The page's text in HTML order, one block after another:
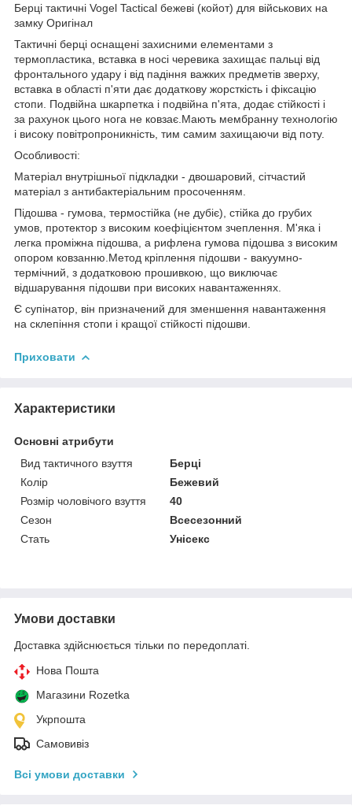
Берці тактичні Vogel Tactical бежеві (койот) для військових на
замку Оригінал
Тактичні берці оснащені захисними елементами з
термопластика, вставка в носі черевика захищає пальці від
фронтального удару і від падіння важких предметів зверху,
вставка в області п'яти дає додаткову жорсткість і фіксацію
стопи. Подвійна шкарпетка і подвійна п'ята, додає стійкості і
за рахунок цього нога не ковзає.Мають мембранну технологію
і високу повітропроникність, тим самим захищаючи від поту.
Особливості:
Матеріал внутрішньої підкладки - двошаровий, сітчастий
матеріал з антибактеріальним просоченням.
Підошва - гумова, термостійка (не дубіє), стійка до грубих
умов, протектор з високим коефіцієнтом зчеплення. М'яка і
легка проміжна підошва, а рифлена гумова підошва з високим
опором ковзанню.Метод кріплення підошви - вакуумно-
термічний, з додатковою прошивкою, що виключає
відшарування підошви при високих навантаженнях.
Є супінатор, він призначений для зменшення навантаження
на склепіння стопи і кращої стійкості підошви.
Приховати
Характеристики
Основні атрибути
Вид тактичного взуття
Берці
Колір
Бежевий
Розмір чоловічого взуття
40
Сезон
Всесезонний
Стать
Унісекс
Умови доставки
Доставка здійснюється тільки по передоплаті.
Нова Пошта
Магазини Rozetka
Укрпошта
Самовивіз
Всі умови доставки